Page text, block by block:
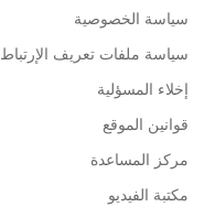
سياسة الخصوصية
سياسة ملفات تعريف الإرتباط
إخلاء المسؤلية
قوانين الموقع
مركز المساعدة
مكتبة الفيديو